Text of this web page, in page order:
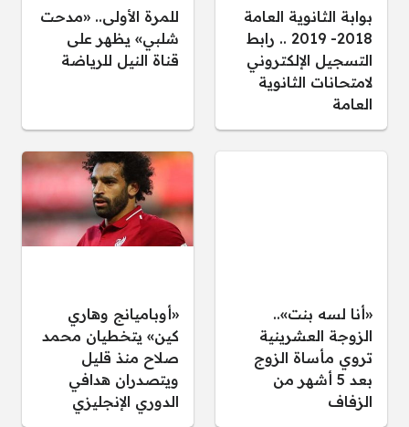
بوابة الثانوية العامة
2018- 2019 .. رابط
التسجيل الإلكتروني
لامتحانات الثانوية
العامة
للمرة الأولى.. «مدحت
شلبي» يظهر على
قناة النيل للرياضة
«أنا لسه بنت»..
الزوجة العشرينية
تروي مأساة الزوج
بعد 5 أشهر من
الزفاف
«أوباميانج وهاري
كين» يتخطيان محمد
صلاح منذ قليل
ويتصدران هدافي
الدوري الإنجليزي